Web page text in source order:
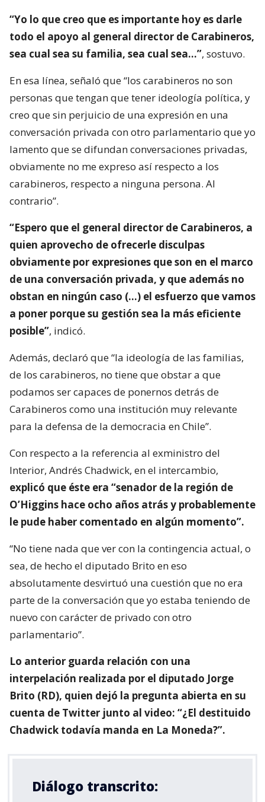
“Yo lo que creo que es importante hoy es darle
todo el apoyo al general director de Carabineros,
sea cual sea su familia, sea cual sea…”, sostuvo.
En esa línea, señaló que “los carabineros no son
personas que tengan que tener ideología política, y
creo que sin perjuicio de una expresión en una
conversación privada con otro parlamentario que yo
lamento que se difundan conversaciones privadas,
obviamente no me expreso así respecto a los
carabineros, respecto a ninguna persona. Al
contrario”.
“Espero que el general director de Carabineros, a
quien aprovecho de ofrecerle disculpas
obviamente por expresiones que son en el marco
de una conversación privada, y que además no
obstan en ningún caso (…) el esfuerzo que vamos
a poner porque su gestión sea la más eficiente
posible”, indicó.
Además, declaró que “la ideología de las familias,
de los carabineros, no tiene que obstar a que
podamos ser capaces de ponernos detrás de
Carabineros como una institución muy relevante
para la defensa de la democracia en Chile”.
Con respecto a la referencia al exministro del
Interior, Andrés Chadwick, en el intercambio,
explicó que éste era “senador de la región de
O’Higgins hace ocho años atrás y probablemente
le pude haber comentado en algún momento”.
“No tiene nada que ver con la contingencia actual, o
sea, de hecho el diputado Brito en eso
absolutamente desvirtuó una cuestión que no era
parte de la conversación que yo estaba teniendo de
nuevo con carácter de privado con otro
parlamentario”.
Lo anterior guarda relación con una
interpelación realizada por el diputado Jorge
Brito (RD), quien dejó la pregunta abierta en su
cuenta de Twitter junto al video: “¿El destituido
Chadwick todavía manda en La Moneda?”.
Diálogo transcrito: